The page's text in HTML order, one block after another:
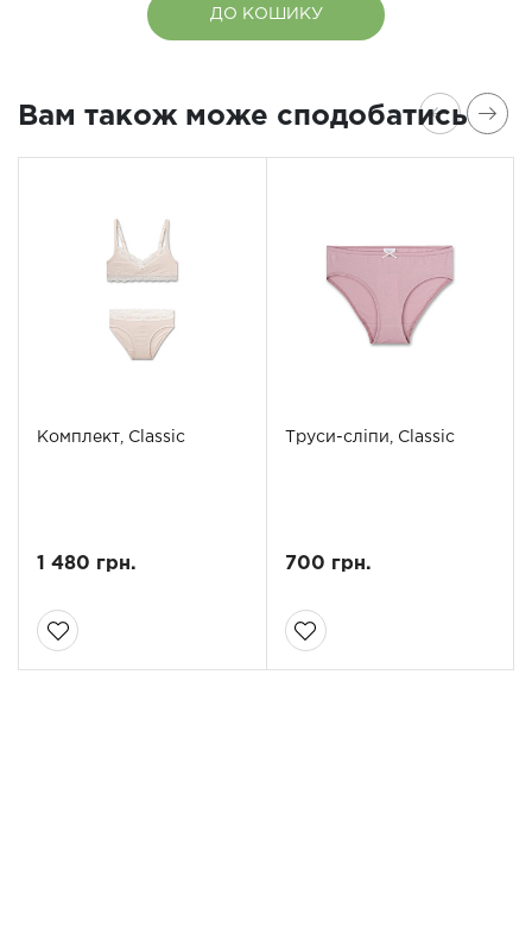
ДО КОШИКУ
Вам також може сподобатись
Комплект, Classic
1 480 грн.
Труси-сліпи, Classic
700 грн.